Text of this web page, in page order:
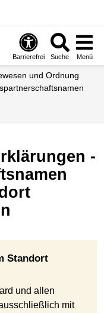
Barrierefrei Suche Menü
und Ordnung
-
Standort
und allen
mit